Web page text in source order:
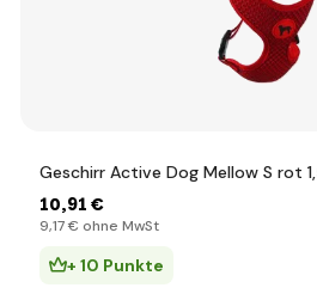
Geschirr Active Dog Mellow S rot
10,91 €
9,17 € ohne MwSt
+ 10 Punkte